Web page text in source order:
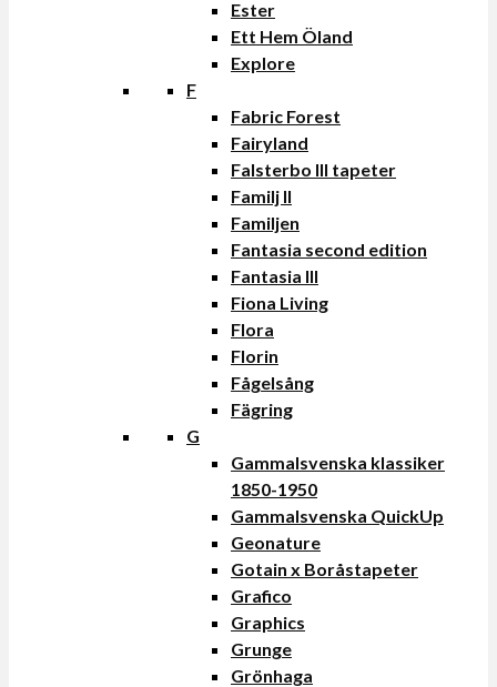
Ester
Ett Hem Öland
Explore
F
Fabric Forest
Fairyland
Falsterbo III tapeter
Familj II
Familjen
Fantasia second edition
Fantasia III
Fiona Living
Flora
Florin
Fågelsång
Fägring
G
Gammalsvenska klassiker
1850-1950
Gammalsvenska QuickUp
Geonature
Gotain x Boråstapeter
Grafico
Graphics
Grunge
Grönhaga